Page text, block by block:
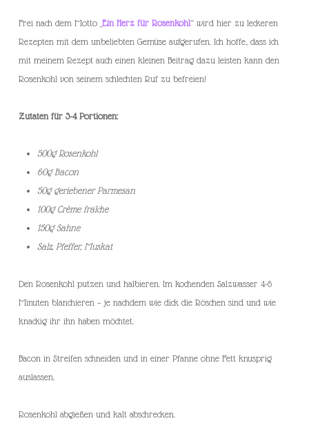
Frei nach dem Motto „ Ein Herz für Rosenkohl“ wird hier zu leckeren
Rezepten mit dem unbeliebten Gemüse aufgerufen. Ich hoffe, dass ich
mit meinem Rezept auch einen kleinen Beitrag dazu leisten kann den
Rosenkohl von seinem schlechten Ruf zu befreien!
Zutaten für 3-4 Portionen:
500g Rosenkohl
60g Bacon
50g geriebener Parmesan
100g Crème fraîche
150g Sahne
Salz, Pfeffer, Muskat
Den Rosenkohl putzen und halbieren. Im kochenden Salzwasser 4-6
Minuten blanchieren – je nachdem wie dick die Röschen sind und wie
knackig ihr ihn haben möchtet.
Bacon in Streifen schneiden und in einer Pfanne ohne Fett knusprig
auslassen.
Rosenkohl abgießen und kalt abschrecken.